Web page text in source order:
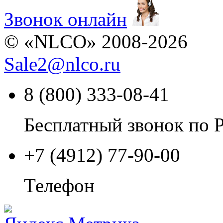
Звонок онлайн
© «NLCO» 2008-2026
Sale2@nlco.ru
8 (800) 333-08-41
Бесплатный звонок по
+7 (4912) 77-90-00
Телефон